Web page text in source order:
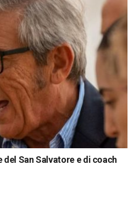
del San Salvatore e di coach